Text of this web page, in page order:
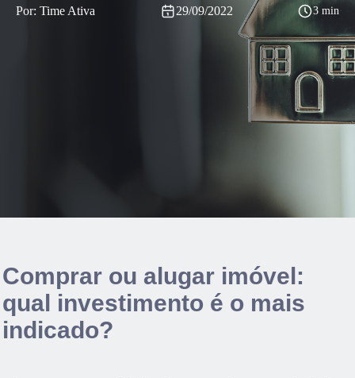
Por: Time Ativa 29/09/2022 3 min
Comprar ou alugar imóvel:
qual investimento é o mais
indicado?